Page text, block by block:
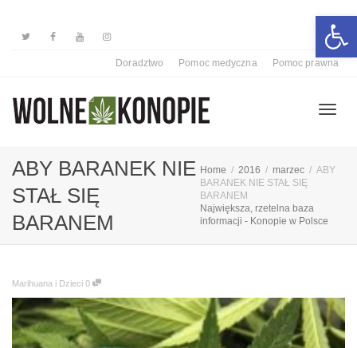
Doradztwo Pomoc medyczna Pomoc prawna
ABY BARANEK NIE
STAŁ SIĘ
BARANEM
Home 2016 marzec
ABY
BARANEK NIE STAŁ SIĘ
BARANEM
Największa, rzetelna baza
informacji - Konopie w Polsce
Marihuana i Dzieci 0